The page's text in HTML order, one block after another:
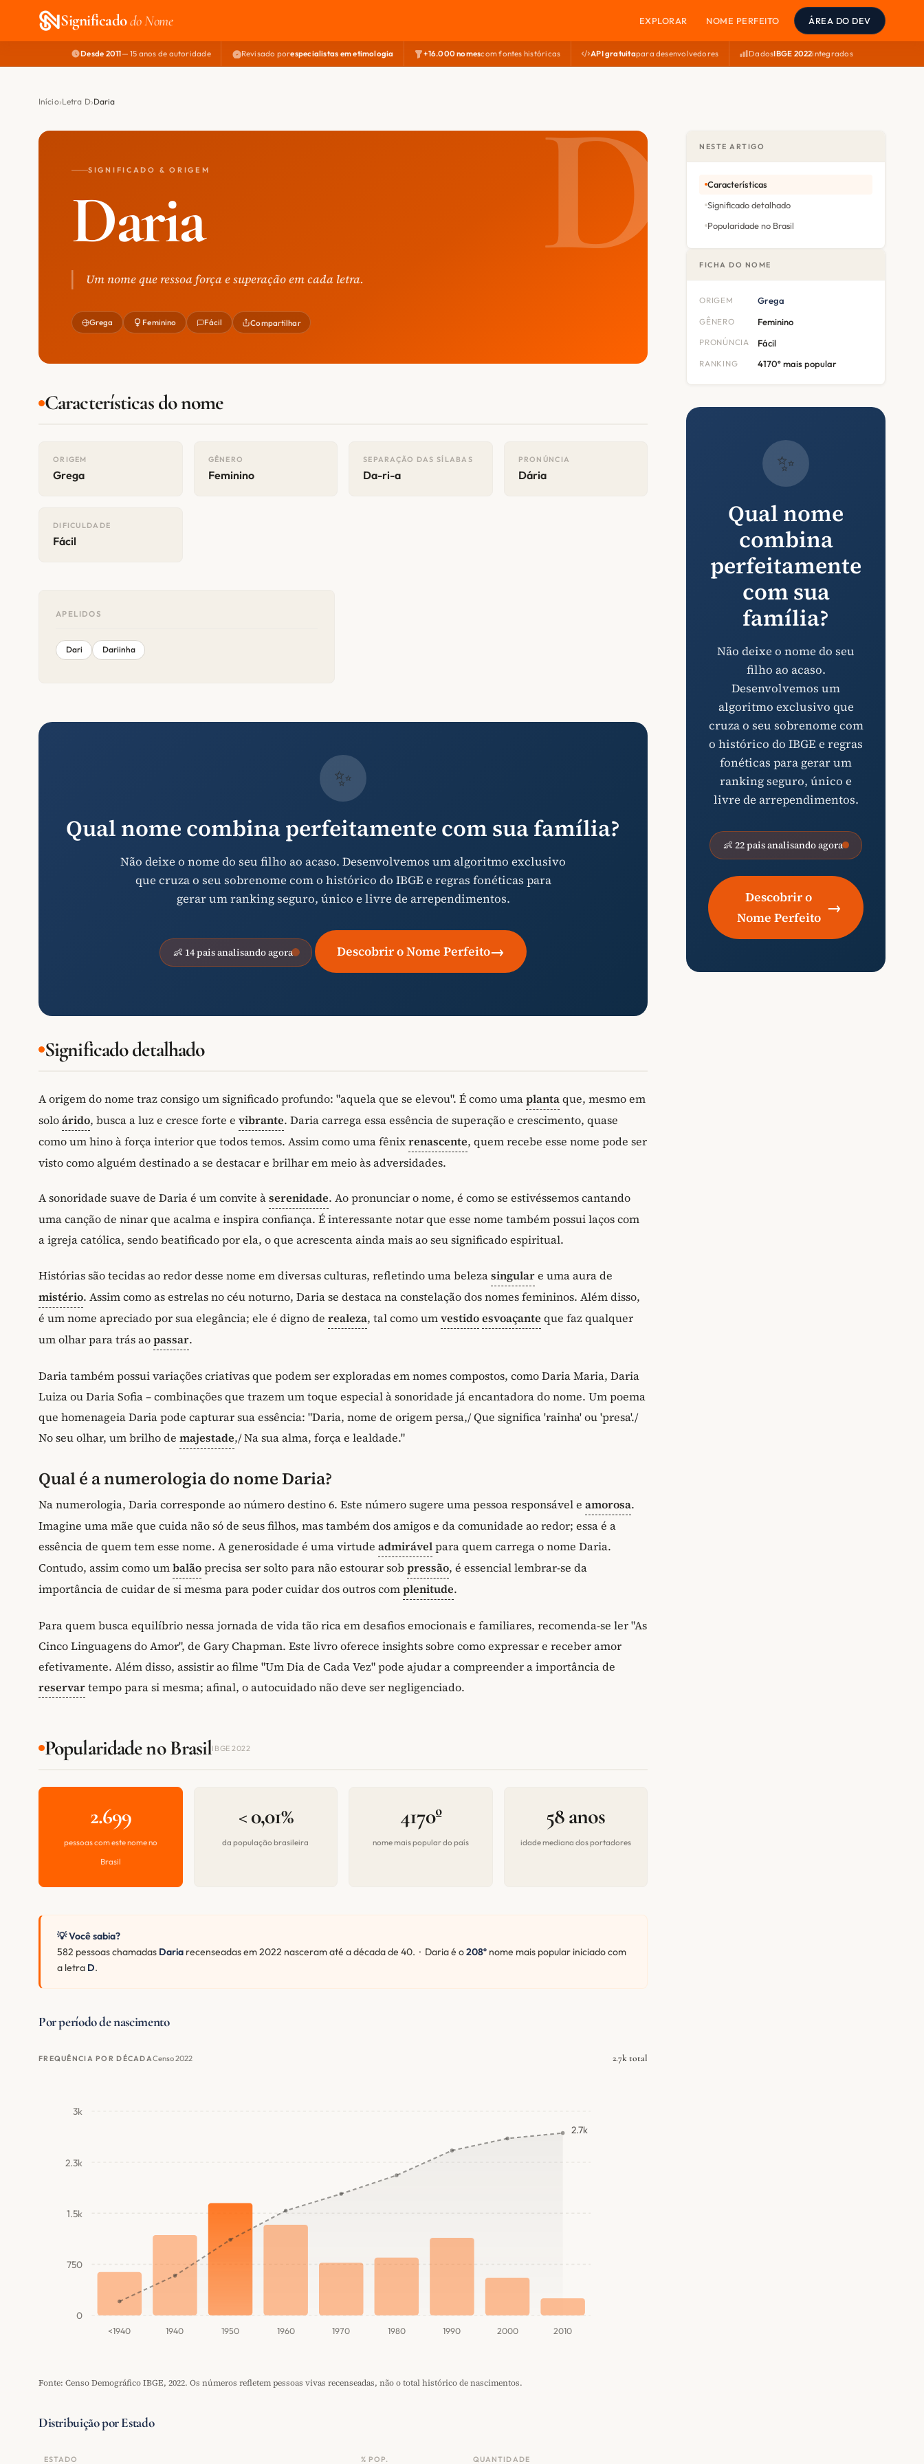
Significadodo Nome EXPLORAR NOME PERFEITO ÁREA DO DEV
Desde 2011— 15 anos de autoridade Revisado porespecialistas em etimologia +16.000 nomescom fontes históricas API gratuitapara desenvolvedores DadosIBGE 2022integrados
Início Letra D Daria
SIGNIFICADO & ORIGEM
Daria
Um nome que ressoa força e superação em cada letra.
Grega Feminino Fácil Compartilhar
Características do nome
ORIGEM
Grega
GÊNERO
Feminino
SEPARAÇÃO DAS SÍLABAS
Da-ri-a
PRONÚNCIA
Dária
DIFICULDADE
Fácil
APELIDOS
Dari Dariinha
✨
Qual nome combina perfeitamente com sua família?
Não deixe o nome do seu filho ao acaso. Desenvolvemos um algoritmo exclusivo
que cruza o seu sobrenome com o histórico do IBGE e regras fonéticas para
gerar um ranking seguro, único e livre de arrependimentos.
👶 14 pais analisando agora Descobrir o Nome Perfeito→
Significado detalhado
A origem do nome traz consigo um significado profundo: "aquela que se elevou". É como umaplantaque, mesmo em
soloárido, busca a luz e cresce forte e vibrante. Daria carrega essa essência de superação e crescimento, quase
como um hino à força interior que todos temos. Assim como uma fênixrenascente, quem recebe esse nome pode ser
visto como alguém destinado a se destacar e brilhar em meio às adversidades.
A sonoridade suave de Daria é um convite àserenidade. Ao pronunciar o nome, é como se estivéssemos cantando
uma canção de ninar que acalma e inspira confiança. É interessante notar que esse nome também possui laços com
a igreja católica, sendo beatificado por ela, o que acrescenta ainda mais ao seu significado espiritual.
Histórias são tecidas ao redor desse nome em diversas culturas, refletindo uma belezasingulare uma aura de
mistério. Assim como as estrelas no céu noturno, Daria se destaca na constelação dos nomes femininos. Além disso,
é um nome apreciado por sua elegância; ele é digno de realeza, tal como umvestidoesvoaçante que faz qualquer
um olhar para trás aopassar.
Daria também possui variações criativas que podem ser exploradas em nomes compostos, como Daria Maria, Daria
Luiza ou Daria Sofia – combinações que trazem um toque especial à sonoridade já encantadora do nome. Um poema
que homenageia Daria pode capturar sua essência: "Daria, nome de origem persa,/ Que significa 'rainha' ou 'presa'./
No seu olhar, um brilho de majestade,/ Na sua alma, força e lealdade."
Qual é a numerologia do nome Daria?
Na numerologia, Daria corresponde ao número destino 6. Este número sugere uma pessoa responsável e amorosa.
Imagine uma mãe que cuida não só de seus filhos, mas também dos amigos e da comunidade ao redor; essa é a
essência de quem tem esse nome. A generosidade é uma virtude admirávelpara quem carrega o nome Daria.
Contudo, assim como umbalãoprecisa ser solto para não estourar sobpressão, é essencial lembrar-se da
importância de cuidar de si mesma para poder cuidar dos outros complenitude.
Para quem busca equilíbrio nessa jornada de vida tão rica em desafios emocionais e familiares, recomenda-se ler "As
Cinco Linguagens do Amor", de Gary Chapman. Este livro oferece insights sobre como expressar e receber amor
efetivamente. Além disso, assistir ao filme "Um Dia de Cada Vez" pode ajudar a compreender a importância de
reservartempo para si mesma; afinal, o autocuidado não deve ser negligenciado.
Popularidade no BrasilIBGE 2022
2.699
pessoas com este nome no
Brasil
< 0,01%
da população brasileira
4170º
nome mais popular do país
58 anos
idade mediana dos portadores
💡 Você sabia?
582 pessoas chamadas Daria recenseadas em 2022 nasceram até a década de 40. · Daria é o208º nome mais popular iniciado com
a letra D.
Por período de nascimento
FREQUÊNCIA POR DÉCADACenso 2022 2.7k total
0
750
1.5k
2.3k
3k
<1940 1940 1950 1960 1970 1980 1990 2000 2010
2.7k
Fonte: Censo Demográfico IBGE, 2022. Os números refletem pessoas vivas recenseadas, não o total histórico de nascimentos.
Distribuição por Estado
ESTADO % POP. QUANTIDADE
NESTE ARTIGO
Características
Significado detalhado
Popularidade no Brasil
FICHA DO NOME
ORIGEM Grega
GÊNERO Feminino
PRONÚNCIA Fácil
RANKING 4170º mais popular
✨
Qual nome
combina
perfeitamente
com sua
família?
Não deixe o nome do seu
filho ao acaso.
Desenvolvemos um
algoritmo exclusivo que
cruza o seu sobrenome com
o histórico do IBGE e regras
fonéticas para gerar um
ranking seguro, único e
livre de arrependimentos.
👶 22 pais analisando agora
Descobrir o
Nome Perfeito
→